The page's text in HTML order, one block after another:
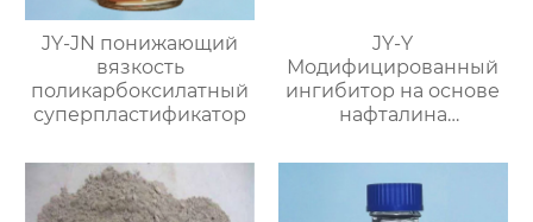
JY-JN понижающий
вязкость
поликарбоксилатный
суперпластификатор
JY-Y
Модифицированный
ингибитор на основе
нафталина
суспензионный
водоредуцирующий
агент)